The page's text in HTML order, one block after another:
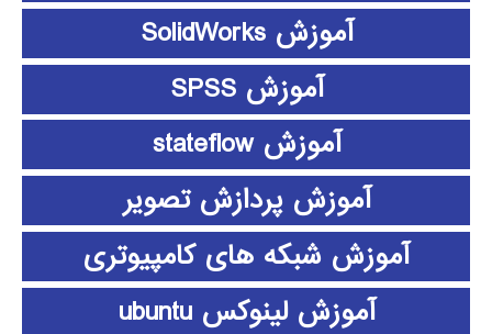
آموزش SolidWorks
آموزش SPSS
آموزش stateflow
آموزش پردازش تصویر
آموزش شبکه های کامپیوتری
آموزش لینوکس ubuntu